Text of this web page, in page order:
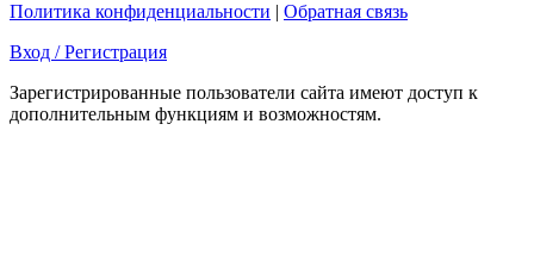
Политика конфиденциальности | Обратная связь
Вход / Регистрация
Зарегистрированные пользователи сайта имеют доступ к
дополнительным функциям и возможностям.